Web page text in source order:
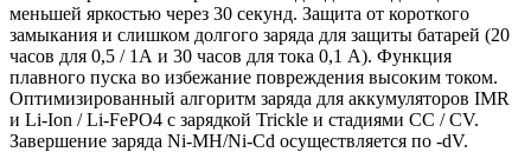
меньшей яркостью через 30 секунд. Защита от короткого
замыкания и слишком долгого заряда для защиты батарей (20
часов для 0,5 / 1А и 30 часов для тока 0,1 А). Функция
плавного пуска во избежание повреждения высоким током.
Оптимизированный алгоритм заряда для аккумуляторов IMR
и Li-Ion / Li-FePO4 с зарядкой Trickle и стадиями CC / CV.
Завершение заряда Ni-MH/Ni-Cd осуществляется по -dV.